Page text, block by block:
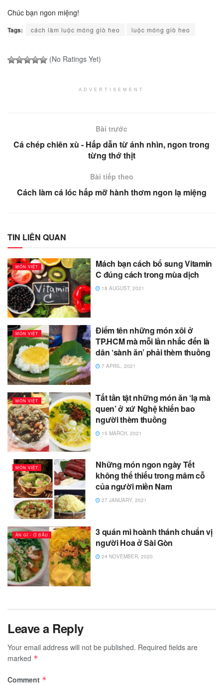
Chúc bạn ngon miệng!
Tags: cách làm luộc móng giò heo luộc móng giò heo
(No Ratings Yet)
ADVERTISEMENT
Bài trước
Cá chép chiên xù - Hấp dẫn từ ánh nhìn, ngon trong
từng thớ thịt
Bài tiếp theo
Cách làm cá lóc hấp mỡ hành thơm ngon lạ miệng
TIN LIÊN QUAN
MÓN VIỆT
Mách bạn cách bổ sung Vitamin
C đúng cách trong mùa dịch
18 AUGUST, 2021
MÓN VIỆT
Điểm tên những món xôi ở
TP.HCM mà mỗi lần nhắc đến là
dân ‘sành ăn’ phải thèm thuồng
7 APRIL, 2021
MÓN VIỆT
Tất tần tật những món ăn ‘lạ mà
quen’ ở xứ Nghệ khiến bao
người thèm thuồng
15 MARCH, 2021
MÓN VIỆT
Những món ngon ngày Tết
không thể thiếu trong mâm cỗ
của người miền Nam
27 JANUARY, 2021
ĂN GÌ - Ở ĐÂU
3 quán mì hoành thánh chuẩn vị
người Hoa ở Sài Gòn
24 NOVEMBER, 2020
Leave a Reply
Your email address will not be published. Required fields are
marked *
Comment *